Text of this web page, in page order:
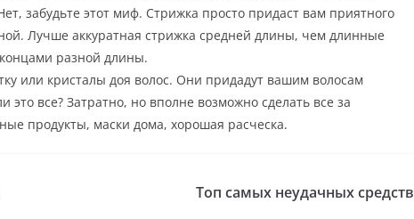
забудьте этот миф. Стрижка просто придаст вам приятного
Лучше аккуратная стрижка средней длины, чем длинные
разной длины.
или кристалы доя волос. Они придадут вашим волосам
это все? Затратно, но вполне возможно сделать все за
продукты, маски дома, хорошая расческа.
Топ самых неудачных средств